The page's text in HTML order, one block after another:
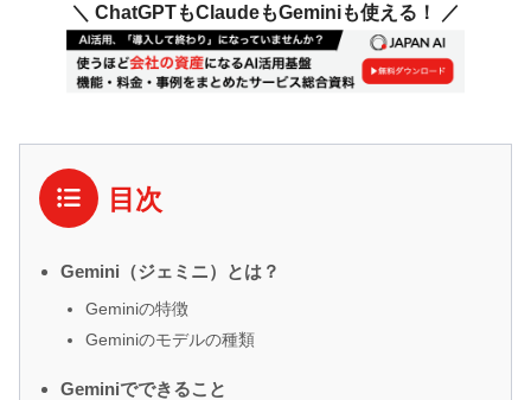
＼ ChatGPTもClaudeもGeminiも使える！ ／
目次
Gemini（ジェミニ）とは？
Geminiの特徴
Geminiのモデルの種類
Geminiでできること